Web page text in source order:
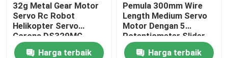
Motor servo mini
Motor Servo Standar
32g Metal Gear Motor
Servo Rc Robot
Helikopter Servo
Corona DS329MG
Harga terbaik
Pemula 300mm Wire
Length Medium Servo
Motor Dengan 5
Potentiometer Slider
dan 4.2kg Stall Torque
Harga terbaik